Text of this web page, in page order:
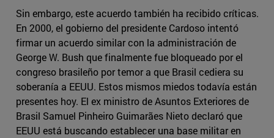
Sin embargo, este acuerdo también ha recibido críticas.
En 2000, el gobierno del presidente Cardoso intentó
firmar un acuerdo similar con la administración de
George W. Bush que finalmente fue bloqueado por el
congreso brasileño por temor a que Brasil cediera su
soberanía a EEUU. Estos mismos miedos todavía están
presentes hoy. El ex ministro de Asuntos Exteriores de
Brasil Samuel Pinheiro Guimarães Nieto declaró que
EEUU está buscando establecer una base militar en